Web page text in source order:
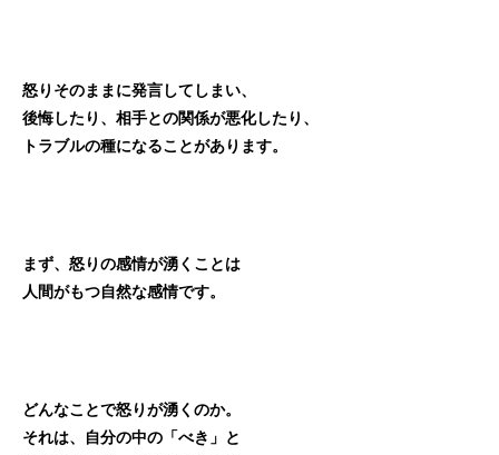
怒りそのままに発言してしまい、
後悔したり、相手との関係が悪化したり、
トラブルの種になることがあります。
まず、怒りの感情が湧くことは
人間がもつ自然な感情です。
どんなことで怒りが湧くのか。
それは、自分の中の「べき」と